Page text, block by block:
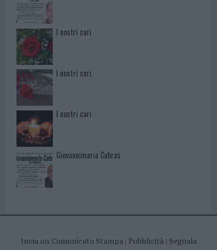
I nostri cari
I nostri cari
I nostri cari
Giovannimaria Cabras
Invia un Comunicato Stampa| Pubblicità| Segnala